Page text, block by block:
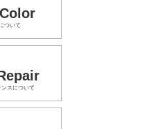
ついて
ンスについて